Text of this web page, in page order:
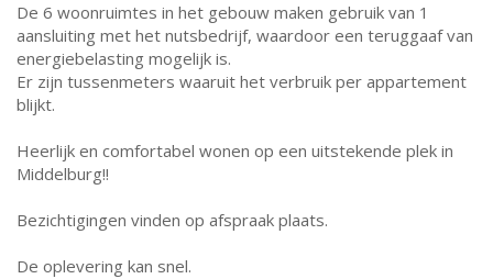
De 6 woonruimtes in het gebouw maken gebruik van 1
aansluiting met het nutsbedrijf, waardoor een teruggaaf van
energiebelasting mogelijk is.
Er zijn tussenmeters waaruit het verbruik per appartement
blijkt.
Heerlijk en comfortabel wonen op een uitstekende plek in
Middelburg!!
Bezichtigingen vinden op afspraak plaats.
De oplevering kan snel.